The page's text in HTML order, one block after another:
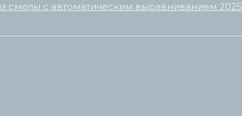
смолы с автоматическим выравниванием 2025